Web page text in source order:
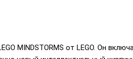
MINDSTORMS от LEGO. Он